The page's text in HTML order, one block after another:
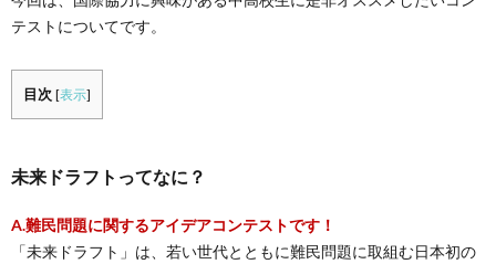
テストについてです。
目次 [表示]
未来ドラフトってなに？
A.難民問題に関するアイデアコンテストです！
「未来ドラフト」は、若い世代とともに難民問題に取組む日本初の